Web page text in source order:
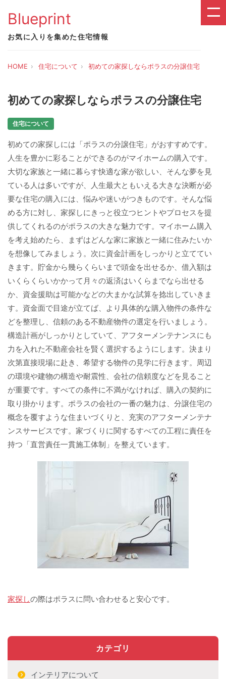
Blueprint
お気に入りを集めた住宅情報
HOME 住宅について 初めての家探しならポラスの分譲住宅
初めての家探しならポラスの分譲住宅
住宅について
初めての家探しには「ポラスの分譲住宅」がおすすめです。
人生を豊かに彩ることができるのがマイホームの購入です。
大切な家族と一緒に暮らす快適な家が欲しい、そんな夢を見
ている人は多いですが、人生最大ともいえる大きな決断が必
要な住宅の購入には、悩みや迷いがつきものです。そんな悩
める方に対し、家探しにきっと役立つヒントやプロセスを提
供してくれるのがポラスの大きな魅力です。マイホーム購入
を考え始めたら、まずはどんな家に家族と一緒に住みたいか
を想像してみましょう。次に資金計画をしっかりと立ててい
きます。貯金から幾らくらいまで頭金を出せるか、借入額は
いくらくらいかかって月々の返済はいくらまでなら出せる
か、資金援助は可能かなどの大まかな試算を捻出していきま
す。資金面で目途が立てば、より具体的な購入物件の条件な
どを整理し、信頼のある不動産物件の選定を行いましょう。
構造計画がしっかりとしていて、アフターメンテナンスにも
力を入れた不動産会社を賢く選択するようにします。決まり
次第直接現場に赴き、希望する物件の見学に行きます。周辺
の環境や建物の構造や耐震性、会社の信頼度などを見ること
が重要です。すべての条件に不満がなければ、購入の契約に
取り掛かります。ポラスの会社の一番の魅力は、分譲住宅の
概念を覆すような住まいづくりと、充実のアフターメンテナ
ンスサービスです。家づくりに関するすべての工程に責任を
持つ「直営責任一貫施工体制」を整えています。
家探しの際はポラスに問い合わせると安心です。
カテゴリ
インテリアについて